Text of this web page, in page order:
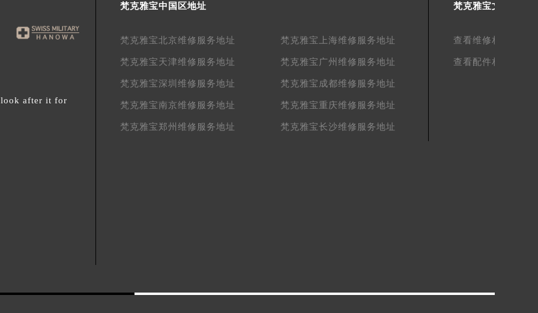
look after it for
梵克雅宝中国区地址
梵克雅宝北京维修服务地址 梵克雅宝上海维修服务地址
梵克雅宝天津维修服务地址 梵克雅宝广州维修服务地址
梵克雅宝深圳维修服务地址 梵克雅宝成都维修服务地址
梵克雅宝南京维修服务地址 梵克雅宝重庆维修服务地址
梵克雅宝郑州维修服务地址 梵克雅宝长沙维修服务地址
梵克雅宝文章库
查看维修相关文章
查看配件相关文章